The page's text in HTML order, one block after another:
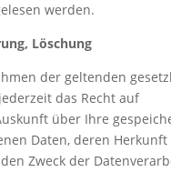
werden.
Löschung
der geltenden
das Recht auf
über Ihre
Daten, deren
Zweck der